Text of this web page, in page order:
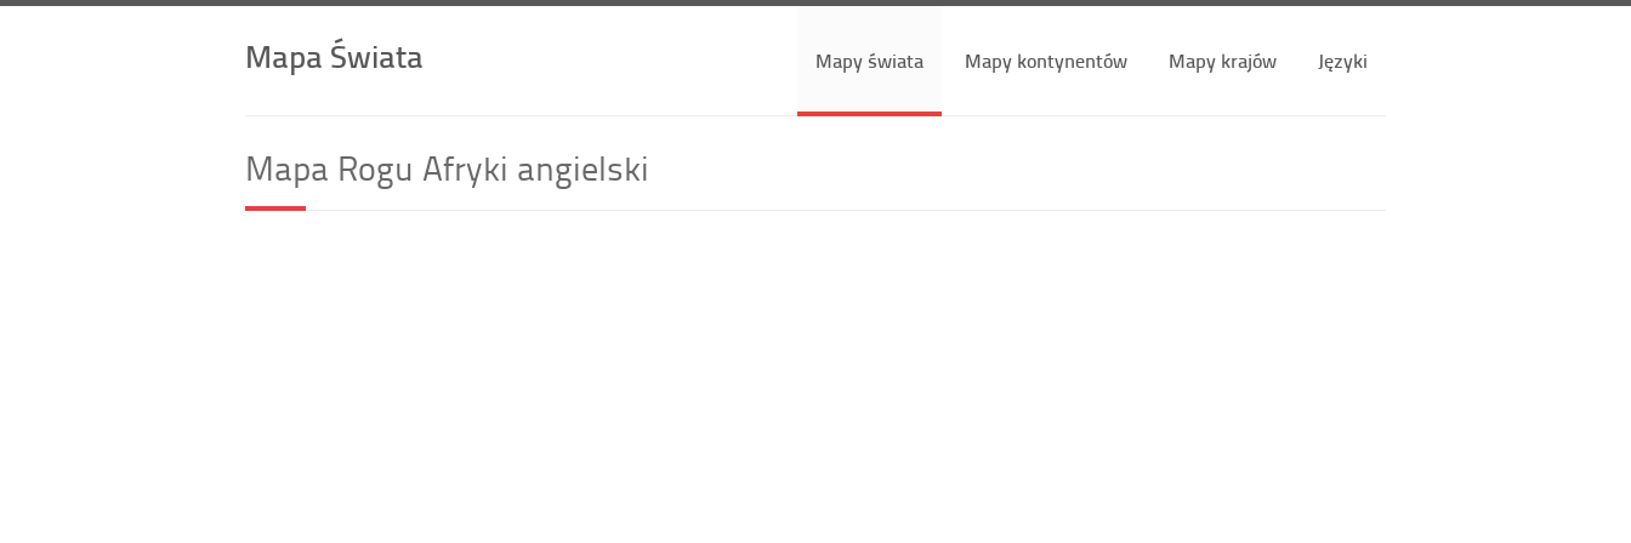
Mapa Świata Mapy świata Mapy kontynentów Mapy krajów Języki
Mapa Rogu Afryki angielski